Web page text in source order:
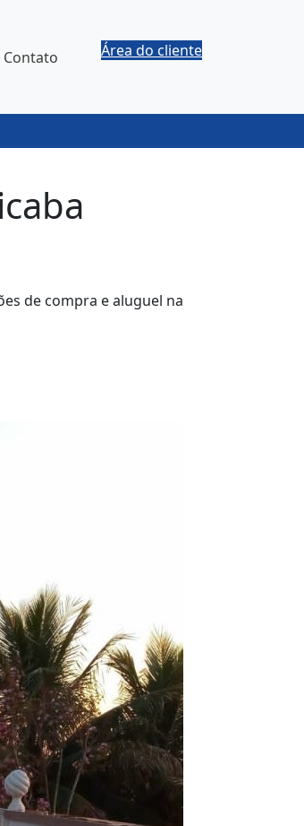
Contato Área do cliente
de compra e aluguel na